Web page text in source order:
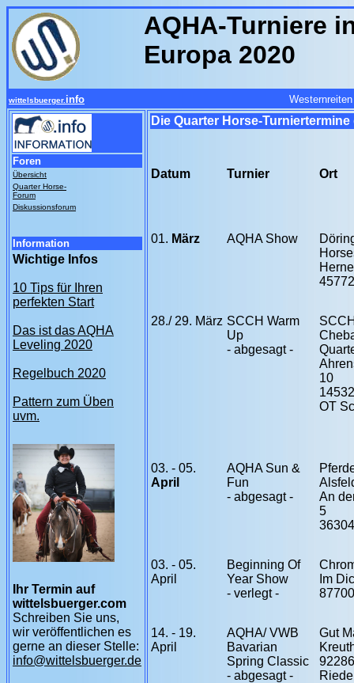
AQHA-Turniere
Europa 2020
wittelsbuerger. info
Foren
Übersicht
Quarter Horse-
Forum
Diskussionsforum
Information
Wichtige Infos
10 Tips für Ihren
perfekten Start
Das ist das AQHA
Leveling 2020
Regelbuch 2020
Pattern zum Üben
uvm.
Ihr Termin auf
wittelsbuerger.com
Schreiben Sie uns,
wir veröffentlichen es
gerne an dieser Stelle:
info@wittelsbuerger.de
Die Quarter Horse-
Datum Turnier Ort
01. März AQHA Show
28./ 29. März SCCH Warm
Up
- abgesagt -
10
OT
03. - 05.
April
AQHA Sun &
Fun
- abgesagt -
An
5
03. - 05.
April
Beginning Of
Year Show
- verlegt -
Im
14. - 19.
April
AQHA/ VWB
Bavarian
Spring Classic
- abgesagt -
Gut
92286